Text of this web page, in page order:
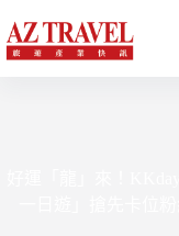
至
主